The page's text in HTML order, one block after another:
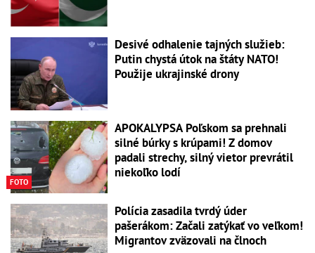
Desivé odhalenie tajných služieb:
Putin chystá útok na štáty NATO!
Použije ukrajinské drony
FOTO
APOKALYPSA Poľskom sa prehnali
silné búrky s krúpami! Z domov
padali strechy, silný vietor prevrátil
niekoľko lodí
Polícia zasadila tvrdý úder
pašerákom: Začali zatýkať vo veľkom!
Migrantov zväzovali na člnoch